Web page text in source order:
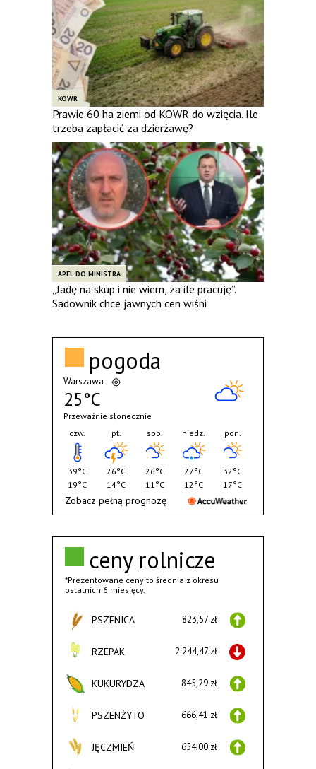
KOWR
Prawie 60 ha ziemi od KOWR do wzięcia. Ile
trzeba zapłacić za dzierżawę?
APEL DO MINISTRA
„Jadę na skup i nie wiem, za ile pracuję”.
Sadownik chce jawnych cen wiśni
ceny rolnicze
*Prezentowane ceny to średnia z okresu
ostatnich 6 miesięcy.
PSZENICA 823,57 zł
RZEPAK 2.244,47 zł
KUKURYDZA 845,29 zł
PSZENŻYTO 666,41 zł
JĘCZMIEŃ 654,00 zł
pogoda
Warszawa
25°C
Przeważnie słonecznie
czw.
39°C
19°C
pt.
26°C
14°C
sob.
26°C
11°C
niedz.
27°C
12°C
pon.
32°C
17°C
Zobacz pełną prognozę